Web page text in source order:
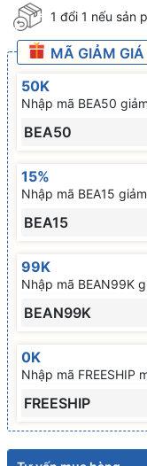
1 đổi 1 nếu sản
MÃ GIẢM GIÁ
50K
Nhập mã BEA50
BEA50
15%
Nhập mã BEA15
BEA15
99K
Nhập mã BEAN99K
BEAN99K
0K
Nhập mã FREESHIP
FREESHIP